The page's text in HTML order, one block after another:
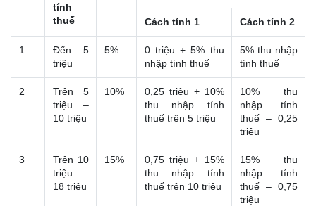
tính
thuế
Cách tính 1 Cách tính 2
1
Đến 5
triệu
5%
0 triệu + 5% thu
nhập tính thuế
5% thu nhập
tính thuế
2
Trên 5
triệu –
10 triệu
10%
0,25 triệu + 10%
thu nhập tính
thuế trên 5 triệu
10% thu
nhập tính
thuế – 0,25
triệu
3
Trên 10
triệu –
18 triệu
15%
0,75 triệu + 15%
thu nhập tính
thuế trên 10 triệu
15% thu
nhập tính
thuế – 0,75
triệu